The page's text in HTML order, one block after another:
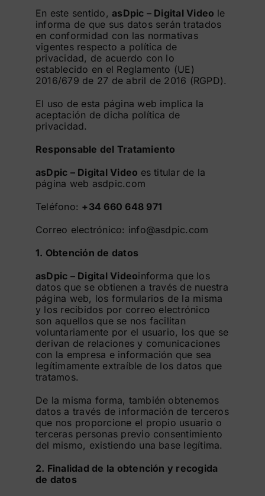
En este sentido,asDpic – Digital Video le
informa de que sus datos serán tratados
en conformidad con las normativas
vigentes respecto a política de
privacidad, de acuerdo con lo
establecido en el Reglamento (UE)
2016/679 de 27 de abril de 2016 (RGPD).
El uso de esta página web implica la
aceptación de dicha política de
privacidad.
Responsable del Tratamiento
asDpic – Digital Video es titular de la
página web asdpic.com
Teléfono: +34 660 648 971
Correo electrónico: info@asdpic.com
1. Obtención de datos
asDpic – Digital Videoinforma que los
datos que se obtienen a través de nuestra
página web, los formularios de la misma
y los recibidos por correo electrónico
son aquellos que se nos facilitan
voluntariamente por el usuario, los que se
derivan de relaciones y comunicaciones
con la empresa e información que sea
legítimamente extraíble de los datos que
tratamos.
De la misma forma, también obtenemos
datos a través de información de terceros
que nos proporcione el propio usuario o
terceras personas previo consentimiento
del mismo, existiendo una base legítima.
2. Finalidad de la obtención y recogida
de datos